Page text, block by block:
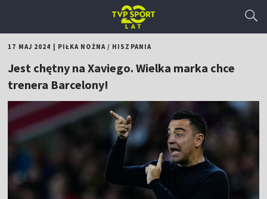
17 MAJ 2024 PIŁKA NOŻNA/ HISZPANIA
Jest chętny na Xaviego. Wielka marka chce
trenera Barcelony!